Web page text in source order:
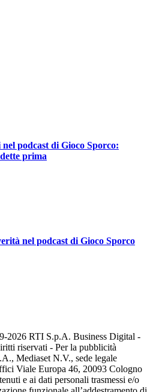
podcast di Gioco Sporco:
prima
nel podcast di Gioco Sporco
2026 RTI S.p.A. Business Digital -
riservati - Per la pubblicità
Mediaset N.V., sede legale
Viale Europa 46, 20093 Cologno
e ai dati personali trasmessi e/o